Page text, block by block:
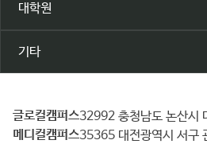
대학원
기타
건
양
글로컬캠퍼스 32992 충청남도 논산시
메디컬캠퍼스 35365 대전광역시 서구